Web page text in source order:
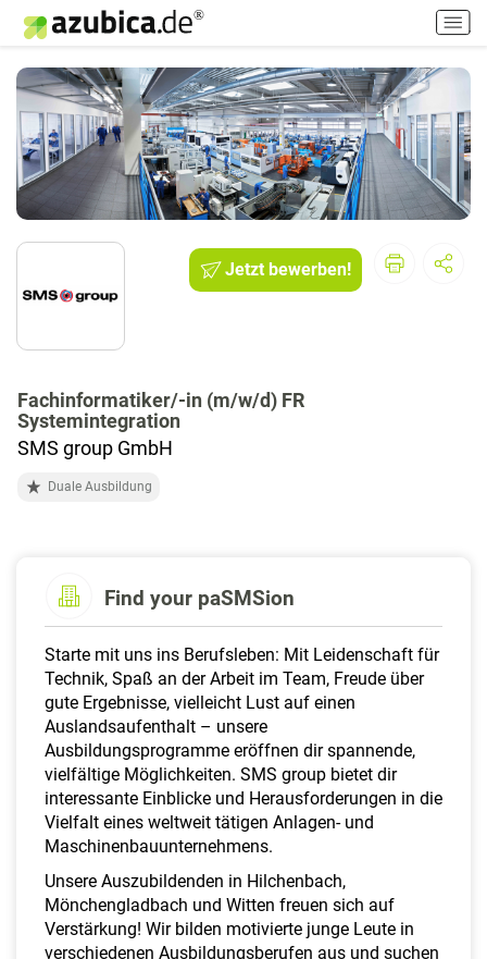
H
a
u
t
m
e
n
ü
i
Jetzt bewerben!
Fachinformatiker/-in (m/w/d) FR
Systemintegration
SMS group GmbH
Duale Ausbildung
Find your paSMSion
Starte mit uns ins Berufsleben: Mit Leidenschaft für
Technik, Spaß an der Arbeit im Team, Freude über
gute Ergebnisse, vielleicht Lust auf einen
Auslandsaufenthalt – unsere
Ausbildungsprogramme eröffnen dir spannende,
vielfältige Möglichkeiten. SMS group bietet dir
interessante Einblicke und Herausforderungen in die
Vielfalt eines weltweit tätigen Anlagen- und
Maschinenbauunternehmens.
Unsere Auszubildenden in Hilchenbach,
Mönchengladbach und Witten freuen sich auf
Verstärkung! Wir bilden motivierte junge Leute in
verschiedenen Ausbildungsberufen aus und suchen